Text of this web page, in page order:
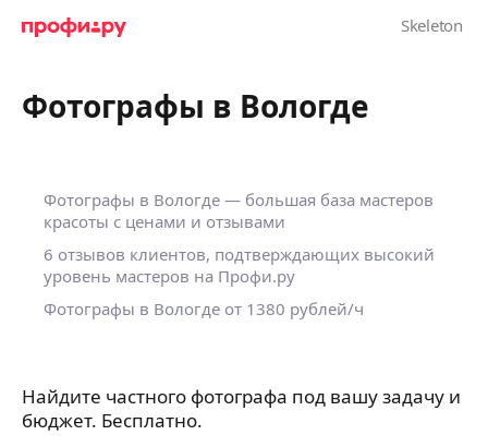
Фотографы в Вологде
Фотографы в Вологде — большая база мастеров
красоты с ценами и отзывами
6 отзывов клиентов, подтверждающих высокий
уровень мастеров на Профи.ру
Фотографы в Вологде от 1380 рублей/ч
Найдите частного фотографа под вашу задачу и
бюджет. Бесплатно.